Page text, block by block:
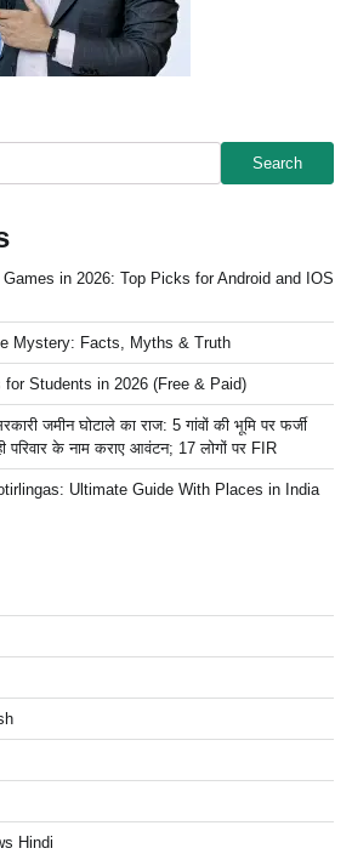
Search
in 2026: Top Picks for Android and IOS
Mystery: Facts, Myths & Truth
for Students in 2026 (Free & Paid)
जमीन घोटाले का राज: 5 गांवों की भूमि पर फर्जी
परिवार के नाम कराए आवंटन; 17 लोगों पर FIR
Ultimate Guide With Places in India
Hindi